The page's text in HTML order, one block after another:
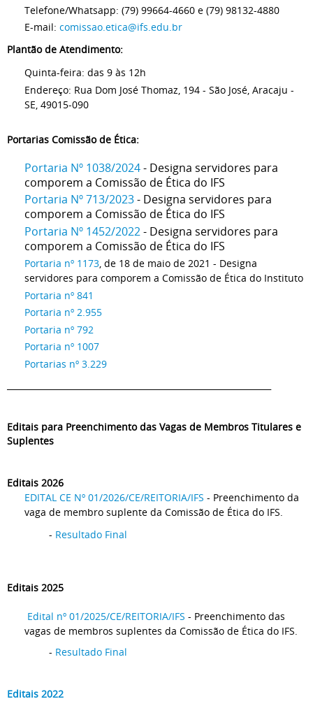
Telefone/Whatsapp: (79) 99664-4660 e (79) 98132-4880
E-mail: comissao.etica@ifs.edu.br
Plantão de Atendimento:
Quinta-feira: das 9 às 12h
Endereço: Rua Dom José Thomaz, 194 - São José, Aracaju -
SE, 49015-090
Portarias Comissão de Ética:
Portaria Nº 1038/2024- Designa servidores para
comporem a Comissão de Ética do IFS
Portaria Nº 713/2023- Designa servidores para
comporem a Comissão de Ética do IFS
Portaria Nº 1452/2022- Designa servidores para
comporem a Comissão de Ética do IFS
Portaria nº 1173, de 18 de maio de 2021 - Designa
servidores para comporem a Comissão de Ética do Instituto
Portaria nº 841
Portaria nº 2.955
Portaria nº 792
Portaria nº 1007
Portarias nº 3.229
Editais para Preenchimento das Vagas de Membros Titulares e
Suplentes
Editais 2026
EDITAL CE Nº 01/2026/CE/REITORIA/IFS - Preenchimento da
vaga de membro suplente da Comissão de Ética do IFS.
- Resultado Final
Editais 2025
Edital nº 01/2025/CE/REITORIA/IFS - Preenchimento das
vagas de membros suplentes da Comissão de Ética do IFS.
- Resultado Final
Editais 2022